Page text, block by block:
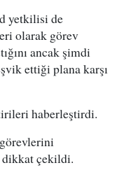
yetkilisi de
olarak görev
ancak şimdi
ettiği plana karşı
haberleştirdi.
dikkat çekildi.